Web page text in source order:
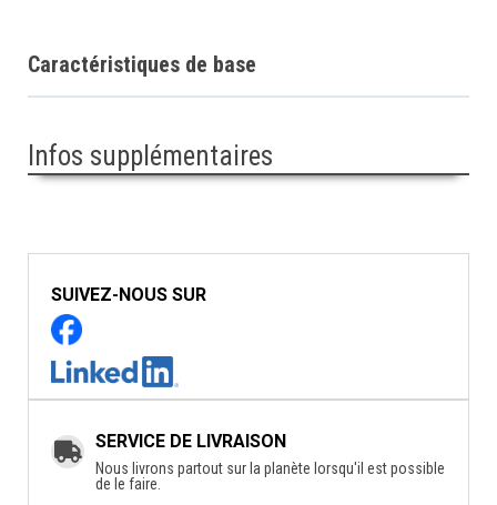
Caractéristiques de base
Infos supplémentaires
SUIVEZ-NOUS SUR
SERVICE DE LIVRAISON
Nous livrons partout sur la planète lorsqu'il est possible
de le faire.